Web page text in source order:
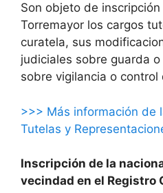
Son objeto de
Torremayor los cargos
curatela, sus
judiciales sobre guarda
sobre vigilancia o control
>>> Más información de
Tutelas y
Inscripción de la
vecindad en el Registro